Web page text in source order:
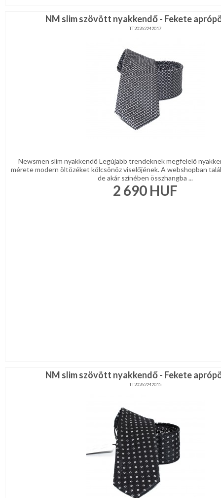
NM slim szövött nyakkendő - Fekete
TT20262242017
Newsmen slim nyakkendő Legújabb trendeknek megfelelő
mérete modern öltözéket kölcsönöz viselőjének. A webshopban
de akár színében összhangba ...
2 690 HUF
NM slim szövött nyakkendő - Fekete
TT20262242015